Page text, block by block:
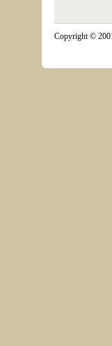
Copyright ©